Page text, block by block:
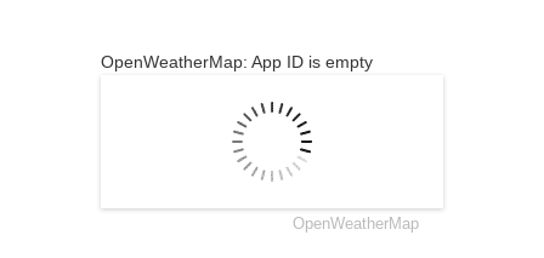
OpenWeatherMap: App ID is empty
OpenWeatherMap